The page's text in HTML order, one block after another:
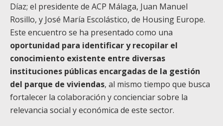
Díaz; el presidente de ACP Málaga, Juan Manuel
Rosillo, y José María Escolástico, de Housing Europe.
Este encuentro se ha presentado como una
oportunidad para identificar y recopilar el
conocimiento existente entre diversas
instituciones públicas encargadas de la gestión
del parque de viviendas, al mismo tiempo que busca
fortalecer la colaboración y concienciar sobre la
relevancia social y económica de este sector.